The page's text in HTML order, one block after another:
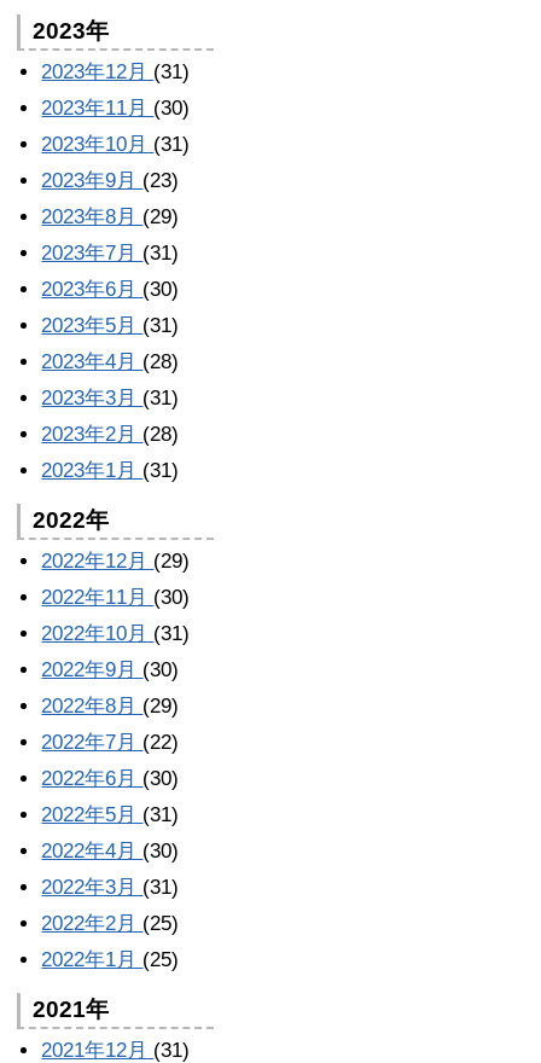
2023年
2023年12月 (31)
2023年11月 (30)
2023年10月 (31)
2023年9月 (23)
2023年8月 (29)
2023年7月 (31)
2023年6月 (30)
2023年5月 (31)
2023年4月 (28)
2023年3月 (31)
2023年2月 (28)
2023年1月 (31)
2022年
2022年12月 (29)
2022年11月 (30)
2022年10月 (31)
2022年9月 (30)
2022年8月 (29)
2022年7月 (22)
2022年6月 (30)
2022年5月 (31)
2022年4月 (30)
2022年3月 (31)
2022年2月 (25)
2022年1月 (25)
2021年
2021年12月 (31)